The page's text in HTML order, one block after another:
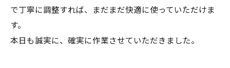
で丁寧に調整すれば、まだまだ快適に使っていただけま
す。
本日も誠実に、確実に作業させていただきました。